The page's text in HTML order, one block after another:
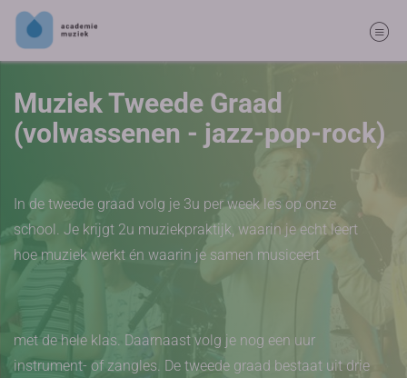
Muziek Tweede Graad
(volwassenen - jazz-pop-rock)
In de tweede graad volg je 3u per week les op onze
school. Je krijgt 2u muziekpraktijk, waarin je echt leert
hoe muziek werkt én waarin je samen musiceert
met de hele klas. Daarnaast volg je nog een uur
instrument- of zangles. De tweede graad bestaat uit drie